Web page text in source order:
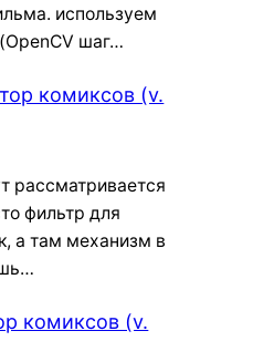
используем
шаг…
комиксов (v.
рассматривается
фильтр для
а там механизм в
комиксов (v.